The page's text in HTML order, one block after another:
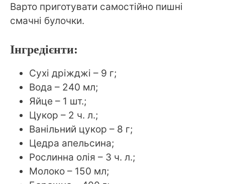
Варто приготувати самостійно пишні
смачні булочки.
Інгредієнти:
Сухі дріжджі – 9 г;
Вода – 240 мл;
Яйце – 1 шт.;
Цукор – 2 ч. л.;
Ванільний цукор – 8 г;
Цедра апельсина;
Рослинна олія – 3 ч. л.;
Молоко – 150 мл;